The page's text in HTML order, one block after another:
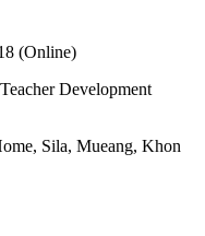
(Online)
Development
Sila, Mueang, Khon